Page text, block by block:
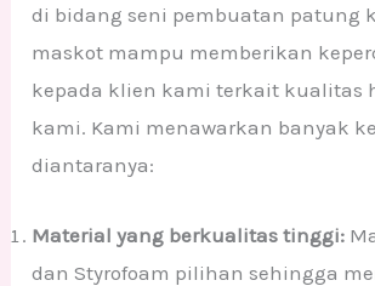
di bidang seni pembuatan patung
maskot mampu memberikan
kepada klien kami terkait kualitas
kami. Kami menawarkan banyak
diantaranya:
Material yang berkualitas tinggi:
dan Styrofoam pilihan sehingga